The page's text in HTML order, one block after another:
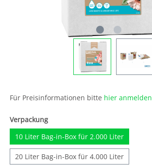
Für Preisinformationen bitte hier anmelden
Verpackung
10 Liter Bag-in-Box für 2.000 Liter
20 Liter Bag-in-Box für 4.000 Liter